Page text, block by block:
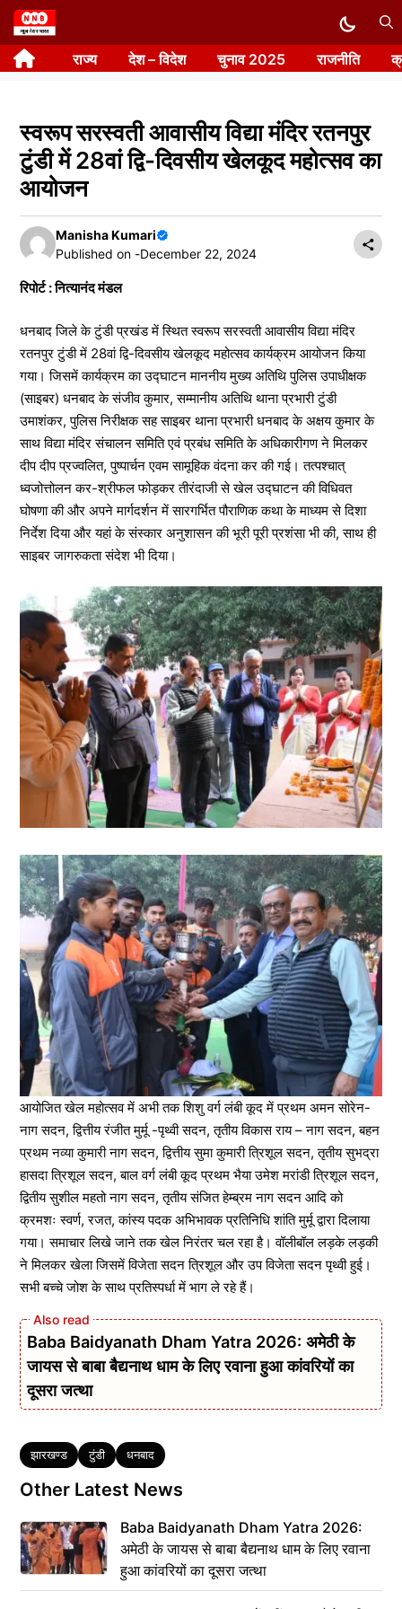
Skip
to
content राज्य देश – विदेश चुनाव 2025 राजनीति
स्वरूप सरस्वती आवासीय विद्या मंदिर रतनपुर
टुंडी में 28वां द्वि-दिवसीय खेलकूद महोत्सव का
आयोजन
Manisha Kumari
Published on -December 22, 2024
रिपोर्ट : नित्यानंद मंडल
धनबाद जिले के टुंडी प्रखंड में स्थित स्वरूप सरस्वती आवासीय विद्या मंदिर
रतनपुर टुंडी में 28वां द्वि-दिवसीय खेलकूद महोत्सव कार्यक्रम आयोजन किया
गया। जिसमें कार्यक्रम का उद्घाटन माननीय मुख्य अतिथि पुलिस उपाधीक्षक
(साइबर) धनबाद के संजीव कुमार, सम्मानीय अतिथि थाना प्रभारी टुंडी
उमाशंकर, पुलिस निरीक्षक सह साइबर थाना प्रभारी धनबाद के अक्षय कुमार के
साथ विद्या मंदिर संचालन समिति एवं प्रबंध समिति के अधिकारीगण ने मिलकर
दीप दीप प्रज्वलित, पुष्पार्चन एवम सामूहिक वंदना कर की गई। तत्पश्चात्
ध्वजोत्तोलन कर-श्रीफल फोड़कर तीरंदाजी से खेल उद्घाटन की विधिवत
घोषणा की और अपने मार्गदर्शन में सारगर्भित पौराणिक कथा के माध्यम से दिशा
निर्देश दिया और यहां के संस्कार अनुशासन की भूरी पूरी प्रशंसा भी की, साथ ही
साइबर जागरुकता संदेश भी दिया।
आयोजित खेल महोत्सव में अभी तक शिशु वर्ग लंबी कूद में प्रथम अमन सोरेन-
नाग सदन, द्वित्तीय रंजीत मुर्मू -पृथ्वी सदन, तृतीय विकास राय – नाग सदन, बहन
प्रथम नव्या कुमारी नाग सदन, द्वित्तीय सुमा कुमारी त्रिशूल सदन, तृतीय सुभद्रा
हासदा त्रिशूल सदन, बाल वर्ग लंबी कूद प्रथम भैया उमेश मरांडी त्रिशूल सदन,
द्वितीय सुशील महतो नाग सदन, तृतीय संजित हेम्ब्रम नाग सदन आदि को
क्रमशः स्वर्ण, रजत, कांस्य पदक अभिभावक प्रतिनिधि शांति मुर्मू द्वारा दिलाया
गया। समाचार लिखे जाने तक खेल निरंतर चल रहा है। वॉलीबॉल लड़के लड़की
ने मिलकर खेला जिसमें विजेता सदन त्रिशूल और उप विजेता सदन पृथ्वी हुई।
सभी बच्चे जोश के साथ प्रतिस्पर्धा में भाग ले रहे हैं।
Baba Baidyanath Dham Yatra 2026: अमेठी के
जायस से बाबा बैद्यनाथ धाम के लिए रवाना हुआ कांवरियों का
दूसरा जत्था
Tags
झारखण्ड टुंडी धनबाद
Other Latest News
Baba Baidyanath Dham Yatra 2026:
अमेठी के जायस से बाबा बैद्यनाथ धाम के लिए रवाना
हुआ कांवरियों का दूसरा जत्था